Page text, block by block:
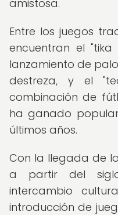
amistosa.
Entre los juegos
encuentran el
lanzamiento de
destreza, y el
combinación de
ha ganado
últimos años.
Con la llegada de
a partir del
intercambio
introducción de